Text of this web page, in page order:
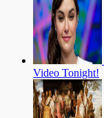
Video Tonight!